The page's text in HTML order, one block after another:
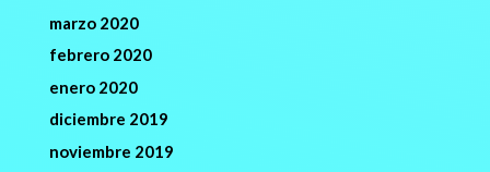
marzo 2020
febrero 2020
enero 2020
diciembre 2019
noviembre 2019